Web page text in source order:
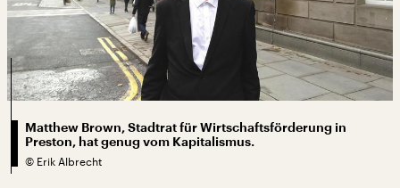
Matthew Brown, Stadtrat für Wirtschaftsförderung in
Preston, hat genug vom Kapitalismus.
© Erik Albrecht